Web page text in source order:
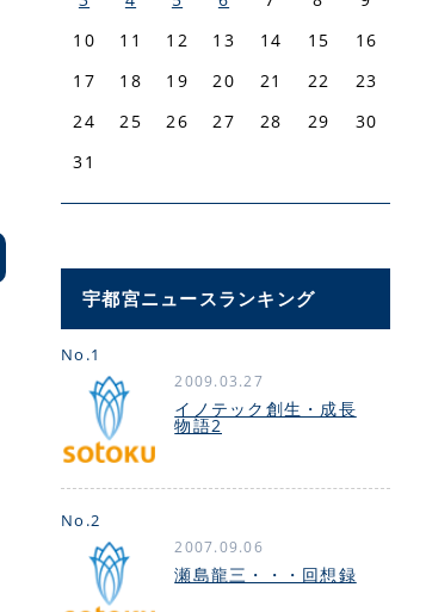
10
11 12 13 14 15
16
17
18 19 20 21 22
23
24
25 26 27 28 29
30
31
宇都宮ニュースランキング
No.1
2009.03.27
イノテック創生・成長
物語2
No.2
2007.09.06
瀬島龍三・・・回想録